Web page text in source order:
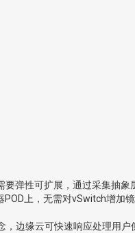
弹性可扩展，通过采集抽
上，无需对vSwitch增加
，边缘云可快速响应处理用